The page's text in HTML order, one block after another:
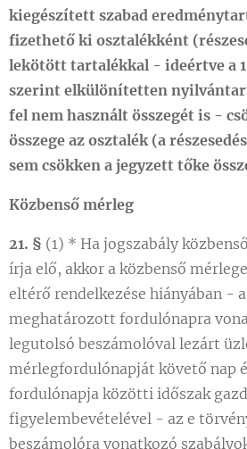
kiegészített szabad
fizethető ki osztalékként
lekötött tartalékkal - ideértve a
szerint elkülönítetten
fel nem használt összegét is -
összege az osztalék (a
sem csökken a jegyzett tőke
Közbenső mérleg
21. § (1) * Ha jogszabály
írja elő, akkor a közbenső
eltérő rendelkezése hiányában -
meghatározott fordulónapra
legutolsó beszámolóval lezárt
mérlegfordulónapját követő nap
fordulónapja közötti időszak
figyelembevételével - az e
beszámolóra vonatkozó